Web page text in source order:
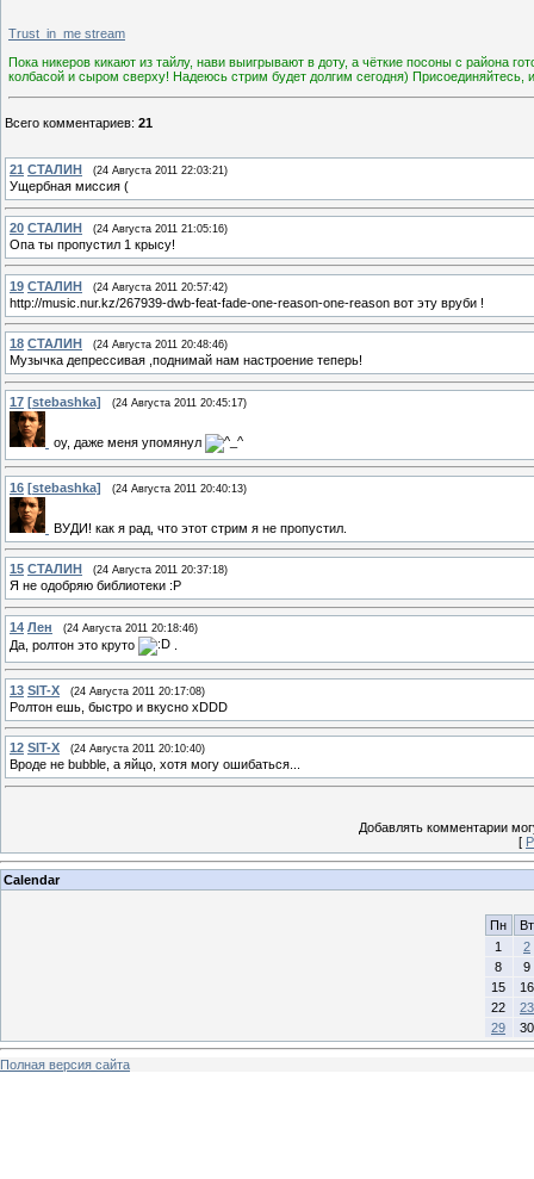
Trust_in_me stream
Пока никеров кикают из тайлу, нави выигрывают в доту, а чёткие посоны с
колбасой и сыром сверху! Надеюсь стрим будет долгим сегодня) Присоединяйтесь,
Всего комментариев: 21
21 СТАЛИН (24 Августа 2011 22:03:21)
Ущербная миссия (
20 СТАЛИН (24 Августа 2011 21:05:16)
Опа ты пропустил 1 крысу!
19 СТАЛИН (24 Августа 2011 20:57:42)
http://music.nur.kz/267939-dwb-feat-fade-one-reason-one-reason вот эту вруби !
18 СТАЛИН (24 Августа 2011 20:48:46)
Музычка депрессивая ,поднимай нам настроение теперь!
17 [stebashka] (24 Августа 2011 20:45:17)
оу, даже меня упомянул
16 [stebashka] (24 Августа 2011 20:40:13)
ВУДИ! как я рад, что этот стрим я не пропустил.
15 СТАЛИН (24 Августа 2011 20:37:18)
Я не одобряю библиотеки :Р
14 Лен (24 Августа 2011 20:18:46)
Да, ролтон это круто
13 SIT-X (24 Августа 2011 20:17:08)
Ролтон ешь, быстро и вкусно xDDD
12 SIT-X (24 Августа 2011 20:10:40)
Вроде не bubble, а яйцо, хотя могу ошибаться...
Добавлять комментарии
[
Calendar
Пн
Вт
1
2
8
9
15
16
22
23
29
30
Полная версия сайта